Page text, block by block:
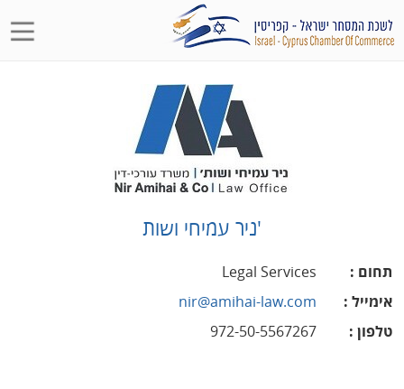
'ניר עמיחי ושות
תחום :
Legal Services
אימייל :
nir@amihai-law.com
טלפון :
972-50-5567267